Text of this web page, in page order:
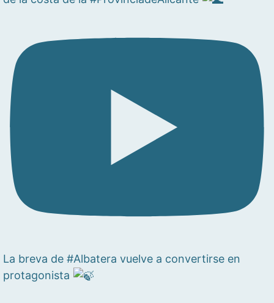
La breva de #Albatera vuelve a convertirse en
protagonista